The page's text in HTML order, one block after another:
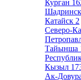
Курган
Шадринск
Катайск 2
Северо-
Тайынша
Кызыл
Ак-